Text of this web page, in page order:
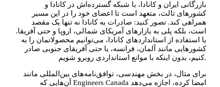
بازرگانی ایران و کانادا، با شبکه گسترده‌اش در کانادا و
کشورهای ثالث، متعهد است تا اعضای خود را در این مسیر
همراهی کند. تصور کنید: صادرات به کانادا نه تنها یک مقصد
است، بلکه پلی به بازارهای آمریکای شمالی، اروپا و حتی آفریقا.
با استفاده از استانداردهای کانادا، می‌توانیم محصولاتمان را به
کشورهایی مانند آلمان، فرانسه، یا حتی آفریقای جنوبی صادر
کنیم، بدون اینکه با موانع استانداردی روبرو شویم.
برای مثال، در بخش مهندسی، توافق‌نامه‌های بین‌المللی مانند
آن‌هایی که Engineers Canada امضا کرده، اجازه می‌دهد